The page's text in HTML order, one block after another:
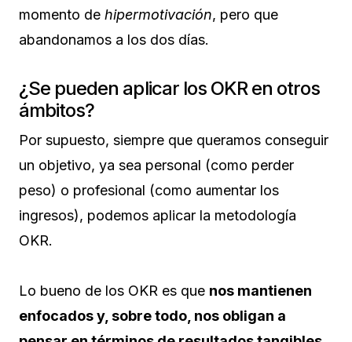
momento de hipermotivación, pero que
abandonamos a los dos días.
¿Se pueden aplicar los OKR en otros
ámbitos?
Por supuesto, siempre que queramos conseguir
un objetivo, ya sea personal (como perder
peso) o profesional (como aumentar los
ingresos), podemos aplicar la metodología
OKR.
Lo bueno de los OKR es que nos mantienen
enfocados y, sobre todo, nos obligan a